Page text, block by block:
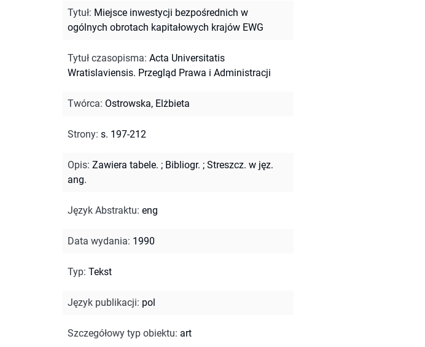
Tytuł: Miejsce inwestycji bezpośrednich w
ogólnych obrotach kapitałowych krajów EWG
Tytuł czasopisma: Acta Universitatis
Wratislaviensis. Przegląd Prawa i Administracji
Twórca: Ostrowska, Elżbieta
Strony: s. 197-212
Opis: Zawiera tabele. ; Bibliogr. ; Streszcz. w jęz.
ang.
Język Abstraktu: eng
Data wydania: 1990
Typ: Tekst
Język publikacji: pol
Szczegółowy typ obiektu: art